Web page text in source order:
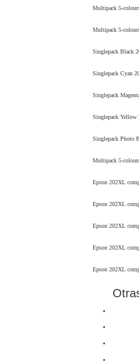
Multipack 5-
Multipack 5-
Singlepack Black
Singlepack Cyan
Singlepack
Singlepack
Singlepack Photo
Multipack 5-
Epson 202XL
Epson 202XL
Epson 202XL
Epson 202XL
Epson 202XL